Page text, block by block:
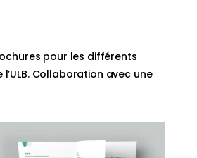
pour les différents
Collaboration avec une